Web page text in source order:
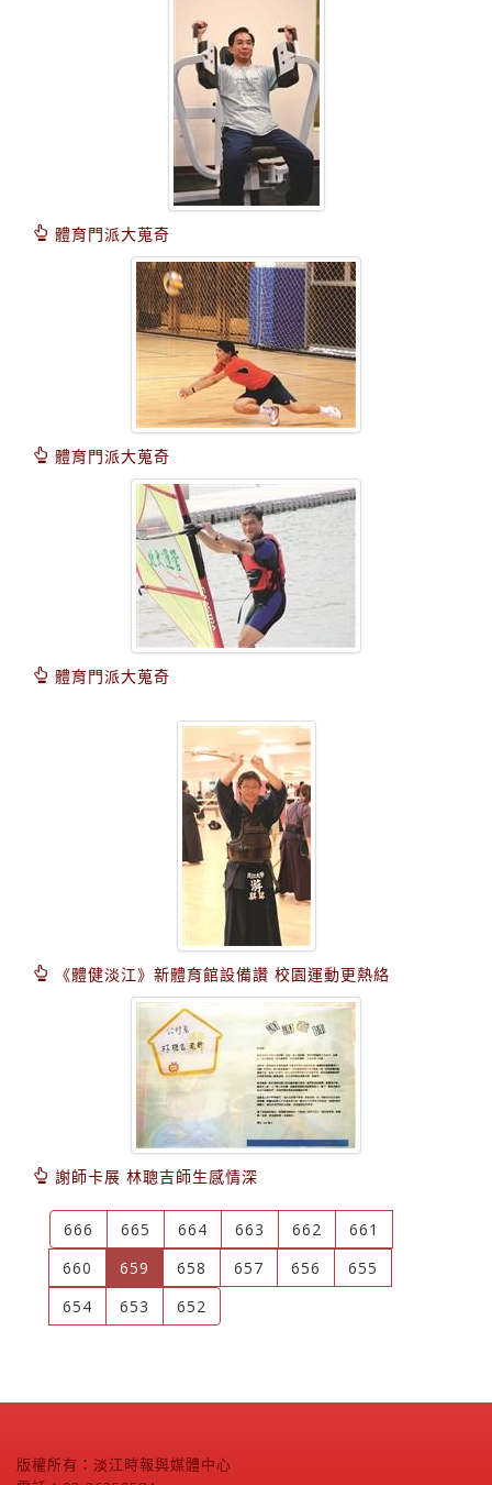
體育門派大蒐奇
體育門派大蒐奇
體育門派大蒐奇
《體健淡江》新體育館設備讚 校園運動更熱絡
謝師卡展 林聰吉師生感情深
666 665 664 663 662
661
660
659 (current)
658 657 656
655
654
653 652
版權所有：淡江時報與媒體中心